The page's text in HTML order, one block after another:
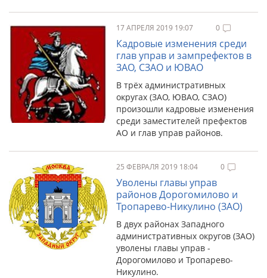
17 АПРЕЛЯ 2019 19:07 0
Кадровые изменения среди
глав управ и зампрефектов в
ЗАО, СЗАО и ЮВАО
В трёх административных
округах (ЗАО, ЮВАО, СЗАО)
произошли кадровые изменения
среди заместителей префектов
АО и глав управ районов.
25 ФЕВРАЛЯ 2019 18:04 0
Уволены главы управ
районов Дорогомилово и
Тропарево-Никулино (ЗАО)
В двух районах Западного
административных округов (ЗАО)
уволены главы управ -
Дорогомилово и Тропарево-
Никулино.